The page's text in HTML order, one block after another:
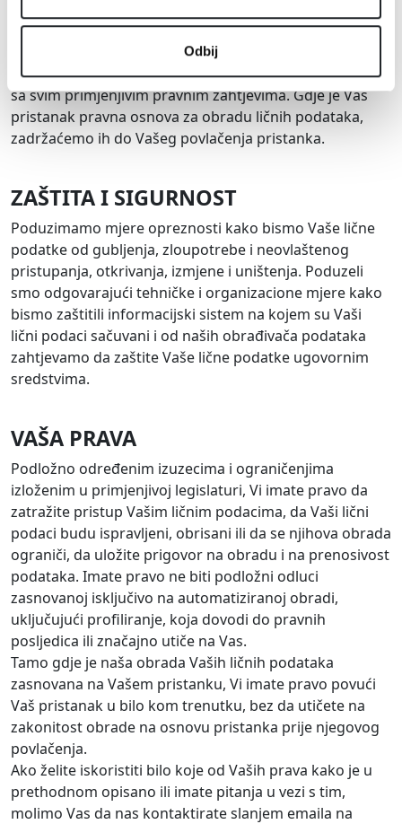
Odbij
Vaše lične podatke ćemo zadržati samo onoliko dugo
koliko je razumno potrebno za svrhe u koje su
prikupljene ili dobijene ili kako bismo bili u saglasnosti
sa svim primjenjivim pravnim zahtjevima. Gdje je Vaš
pristanak pravna osnova za obradu ličnih podataka,
zadržaćemo ih do Vašeg povlačenja pristanka.
ZAŠTITA I SIGURNOST
Poduzimamo mjere opreznosti kako bismo Vaše lične
podatke od gubljenja, zloupotrebe i neovlaštenog
pristupanja, otkrivanja, izmjene i uništenja. Poduzeli
smo odgovarajući tehničke i organizacione mjere kako
bismo zaštitili informacijski sistem na kojem su Vaši
lični podaci sačuvani i od naših obrađivača podataka
zahtjevamo da zaštite Vaše lične podatke ugovornim
sredstvima.
VAŠA PRAVA
Podložno određenim izuzecima i ograničenjima
izloženim u primjenjivoj legislaturi, Vi imate pravo da
zatražite pristup Vašim ličnim podacima, da Vaši lični
podaci budu ispravljeni, obrisani ili da se njihova obrada
ograniči, da uložite prigovor na obradu i na prenosivost
podataka. Imate pravo ne biti podložni odluci
zasnovanoj isključivo na automatiziranoj obradi,
uključujući profiliranje, koja dovodi do pravnih
posljedica ili značajno utiče na Vas.
Tamo gdje je naša obrada Vaših ličnih podataka
zasnovana na Vašem pristanku, Vi imate pravo povući
Vaš pristanak u bilo kom trenutku, bez da utičete na
zakonitost obrade na osnovu pristanka prije njegovog
povlačenja.
Ako želite iskoristiti bilo koje od Vaših prava kako je u
prethodnom opisano ili imate pitanja u vezi s tim,
molimo Vas da nas kontaktirate slanjem emaila na